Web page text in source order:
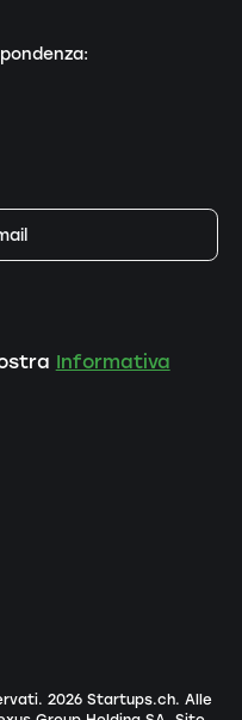
Informativa
2026Startups.ch. Alle